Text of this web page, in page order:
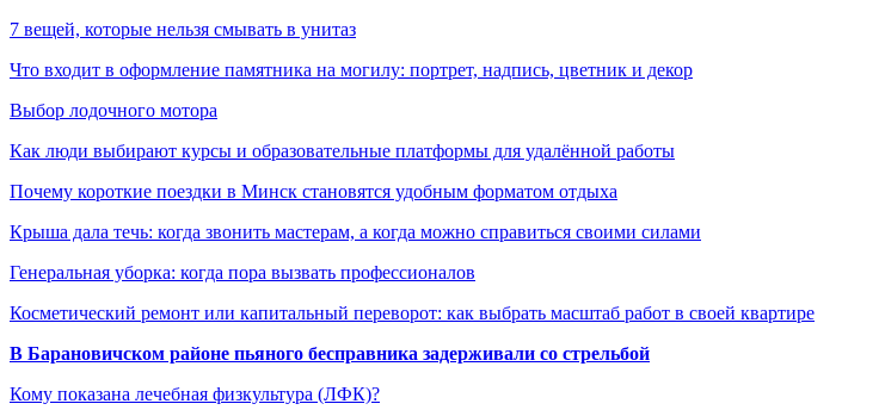
7 вещей, которые нельзя смывать в унитаз
Что входит в оформление памятника на могилу: портрет, надпись, цветник и декор
Выбор лодочного мотора
Как люди выбирают курсы и образовательные платформы для удалённой работы
Почему короткие поездки в Минск становятся удобным форматом отдыха
Крыша дала течь: когда звонить мастерам, а когда можно справиться своими силами
Генеральная уборка: когда пора вызвать профессионалов
Косметический ремонт или капитальный переворот: как выбрать масштаб работ в своей квартире
В Барановичском районе пьяного бесправника задерживали со стрельбой
Кому показана лечебная физкультура (ЛФК)?